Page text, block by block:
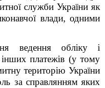
служби України як
влади, одними
ведення обліку і
платежів (у тому
територію України
за справлянням яких